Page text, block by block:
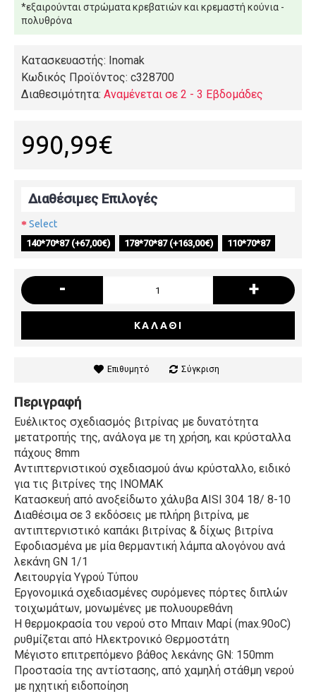
*εξαιρούνται στρώματα κρεβατιών και κρεμαστή κούνια -
πολυθρόνα
Κατασκευαστής: Inomak
Κωδικός Προϊόντος: c328700
Διαθεσιμότητα: Αναμένεται σε 2 - 3 Εβδομάδες
990,99€
Διαθέσιμες Επιλογές
Select
140*70*87 (+67,00€) 178*70*87 (+163,00€) 110*70*87
- +
ΚΑΛΆΘΙ
Επιθυμητό Σύγκριση
Περιγραφή
Ευέλικτος σχεδιασμός βιτρίνας με δυνατότητα
μετατροπής της, ανάλογα με τη χρήση, και κρύσταλλα
πάχους 8mm
Αντιπτερνιστικού σχεδιασμού άνω κρύσταλλο, ειδικό
για τις βιτρίνες της ΙΝΟΜΑΚ
Κατασκευή από ανοξείδωτο χάλυβα AISI 304 18/ 8-10
Διαθέσιμα σε 3 εκδόσεις με πλήρη βιτρίνα, με
αντιπτερνιστικό καπάκι βιτρίνας & δίχως βιτρίνα
Εφοδιασμένα με μία θερμαντική λάμπα αλογόνου ανά
λεκάνη GN 1/1
Λειτουργία Υγρού Τύπου
Εργονομικά σχεδιασμένες συρόμενες πόρτες διπλών
τοιχωμάτων, μονωμένες με πολυουρεθάνη
Η θερμοκρασία του νερού στο Μπαιν Μαρί (max.90oC)
ρυθμίζεται από Ηλεκτρονικό Θερμοστάτη
Μέγιστο επιτρεπόμενο βάθος λεκάνης GN: 150mm
Προστασία της αντίστασης, από χαμηλή στάθμη νερού
με ηχητική ειδοποίηση